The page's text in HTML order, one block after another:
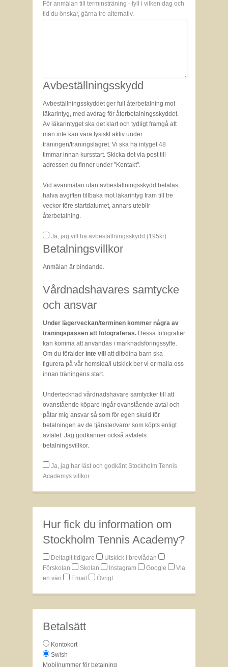
För anmälan till terminsträning - fyll i vilken dag och
tid du önskar, gärna tre alternativ.
Avbeställningsskydd
Avbeställningsskyddet ger full återbetalning mot
läkarintyg, med avdrag för återbetalningsskyddet.
Av läkarintyget ska det klart och tydligt framgå att
man inte kan vara fysiskt aktiv under
träningen/träningslägret. Vi ska ha intyget 48
timmar innan kursstart. Skicka det via post till
adressen du finner under "Kontakt".
Vid avanmälan utan avbeställningsskydd betalas
halva avgiften tillbaka mot läkarintyg fram till tre
veckor före startdatumet, annars uteblir
återbetalning.
Ja, jag vill ha avbeställningsskydd (195 kr)
Betalningsvillkor
Anmälan är bindande.
Vårdnadshavares samtycke
och ansvar
Under lägerveckan/terminen kommer några av
träningspassen att fotograferas. Dessa fotografier
kan komma att användas i marknadsföringssyfte.
Om du förälder inte vill att ditt/dina barn ska
figurera på vår hemsida/i utskick ber vi er maila oss
innan träningens start.
Undertecknad vårdnadshavare samtycker till att
ovanstående köpare ingår ovanstående avtal och
påtar mig ansvar så som för egen skuld för
betalningen av de tjänster/varor som köpts enligt
avtalet. Jag godkänner också avtalets
betalningsvillkor.
Ja, jag har läst och godkänt Stockholm Tennis
Academys villkor.
Hur fick du information om
Stockholm Tennis Academy?
Deltagit tidigare
Utskick i brevlådan
Förskolan
Skolan Instagram Google
en vän
Email Övrigt
Betalsätt
Kontokort
Swish
Mobilnummer för betalning